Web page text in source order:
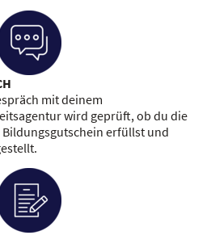
mit deinem
wird geprüft, ob du die
erfüllst und